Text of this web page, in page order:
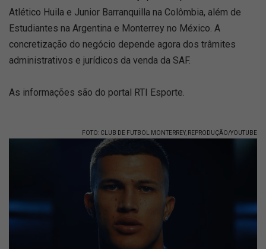
Atlético Huila e Junior Barranquilla na Colômbia, além de
Estudiantes na Argentina e Monterrey no México. A
concretização do negócio depende agora dos trâmites
administrativos e jurídicos da venda da SAF.
As informações são do portal RTI Esporte.
FOTO: CLUB DE FUTBOL MONTERREY, REPRODUÇÃO/YOUTUBE